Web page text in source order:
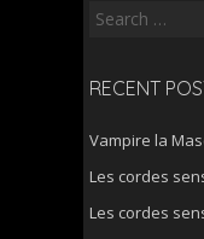
Search
RECENT
Vampire la
Les cordes
Les cordes